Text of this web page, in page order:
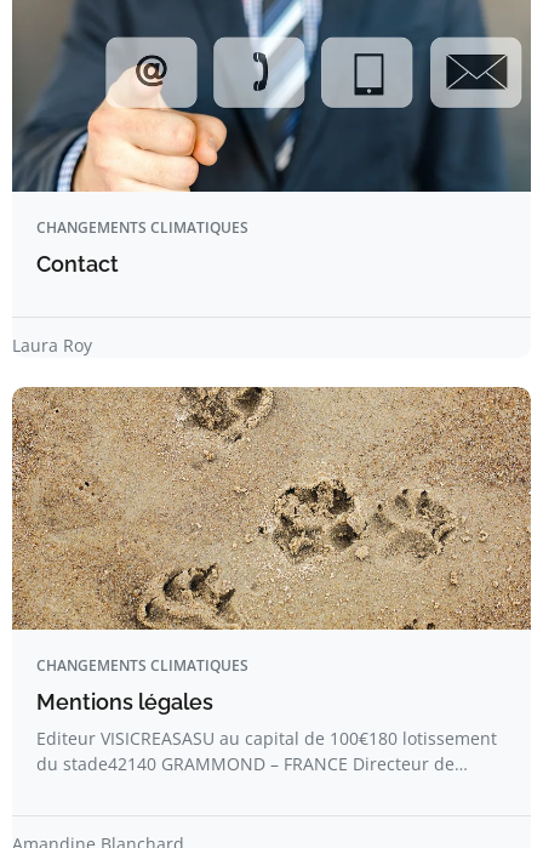
CHANGEMENTS CLIMATIQUES
Contact
Laura Roy
CHANGEMENTS CLIMATIQUES
Mentions légales
Editeur VISICREASASU au capital de 100€180 lotissement
du stade42140 GRAMMOND – FRANCE Directeur de…